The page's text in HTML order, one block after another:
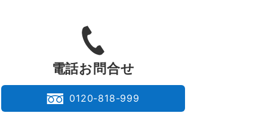
電話お問合せ
0120-818-999